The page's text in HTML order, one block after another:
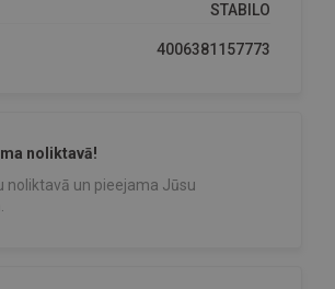
STABILO
4006381157773
noliktavā!
noliktavā un pieejama Jūsu